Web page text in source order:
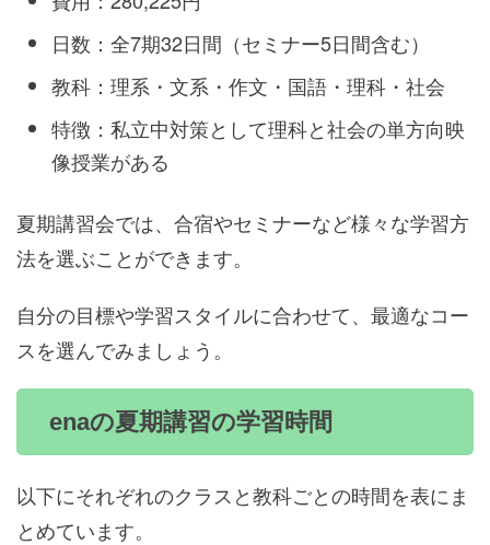
日数：全7期32日間（セミナー5日間含む）
教科：理系・文系・作文・国語・理科・社会
特徴：私立中対策として理科と社会の単方向映
像授業がある
夏期講習会では、合宿やセミナーなど様々な学習方
法を選ぶことができます。
自分の目標や学習スタイルに合わせて、最適なコー
スを選んでみましょう。
enaの夏期講習の学習時間
以下にそれぞれのクラスと教科ごとの時間を表にま
とめています。